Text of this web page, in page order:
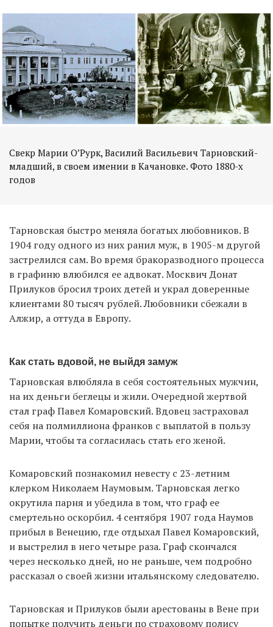
Свекр Марии О’Рурк, Василий Васильевич Тарновский-
младший, в своем имении в Качановке. Фото 1880-х
годов
Тарновская быстро меняла богатых любовников. В
1904 году одного из них ранил муж, в 1905-м другой
застрелился сам. Во время бракоразводного процесса
в графиню влюбился ее адвокат. Москвич Донат
Прилуков бросил троих детей и украл доверенные
клиентами 80 тысяч рублей. Любовники сбежали в
Алжир, а оттуда в Европу.
Как стать вдовой, не выйдя замуж
Тарновская влюбляла в себя состоятельных мужчин,
на их деньги беглецы и жили. Очередной жертвой
стал граф Павел Комаровский. Вдовец застраховал
себя на полмиллиона франков с выплатой в пользу
Марии, чтобы та согласилась стать его женой.
Комаровский познакомил невесту с 23-летним
клерком Николаем Наумовым. Тарновская легко
окрутила парня и убедила в том, что граф ее
смертельно оскорбил. 4 сентября 1907 года Наумов
прибыл в Венецию, где отдыхал Павел Комаровский,
и выстрелил в него четыре раза. Граф скончался
через несколько дней, но не раньше, чем подробно
рассказал о своей жизни итальянскому следователю.
Тарновская и Прилуков были арестованы в Вене при
попытке получить деньги по страховому полису